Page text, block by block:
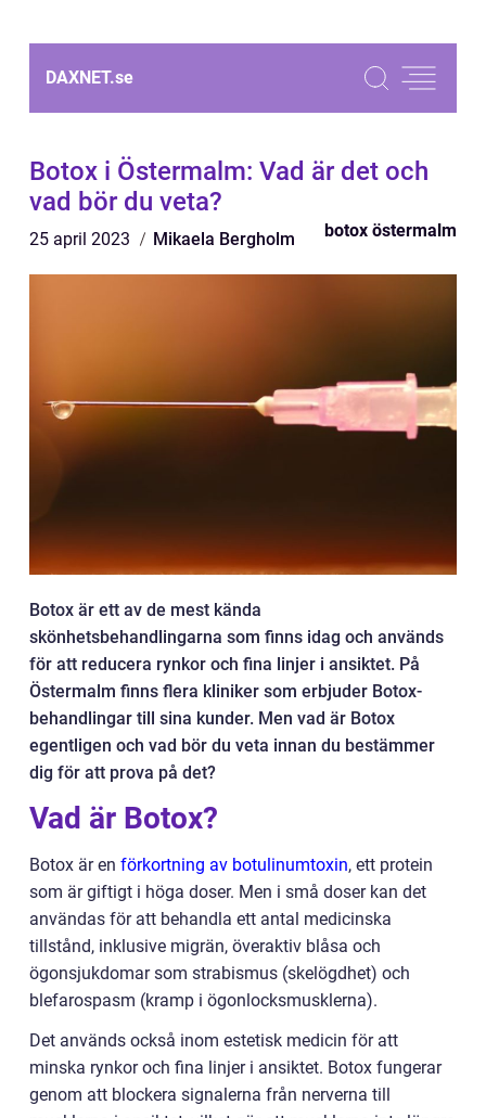
DAXNET.se
Botox i Östermalm: Vad är det och
vad bör du veta?
25 april 2023 Mikaela Bergholm botox östermalm
Botox är ett av de mest kända
skönhetsbehandlingarna som finns idag och används
för att reducera rynkor och fina linjer i ansiktet. På
Östermalm finns flera kliniker som erbjuder Botox-
behandlingar till sina kunder. Men vad är Botox
egentligen och vad bör du veta innan du bestämmer
dig för att prova på det?
Vad är Botox?
Botox är en förkortning av botulinumtoxin, ett protein
som är giftigt i höga doser. Men i små doser kan det
användas för att behandla ett antal medicinska
tillstånd, inklusive migrän, överaktiv blåsa och
ögonsjukdomar som strabismus (skelögdhet) och
blefarospasm (kramp i ögonlocksmusklerna).
Det används också inom estetisk medicin för att
minska rynkor och fina linjer i ansiktet. Botox fungerar
genom att blockera signalerna från nerverna till